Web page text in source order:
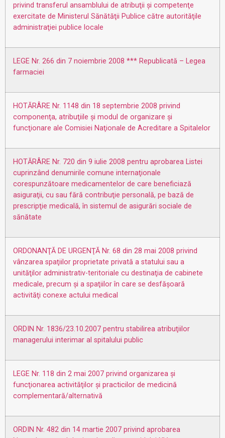
privind transferul ansamblului de atribuţii şi competenţe
exercitate de Ministerul Sănătăţii Publice către autorităţile
administraţiei publice locale
LEGE Nr. 266 din 7 noiembrie 2008 *** Republicată – Legea
farmaciei
HOTĂRÂRE Nr. 1148 din 18 septembrie 2008 privind
componenţa, atribuţiile şi modul de organizare şi
funcţionare ale Comisiei Naţionale de Acreditare a Spitalelor
HOTĂRÂRE Nr. 720 din 9 iulie 2008 pentru aprobarea Listei
cuprinzând denumirile comune internaţionale
corespunzătoare medicamentelor de care beneficiază
asiguraţii, cu sau fără contribuţie personală, pe bază de
prescripţie medicală, în sistemul de asigurări sociale de
sănătate
ORDONANŢĂ DE URGENŢĂ Nr. 68 din 28 mai 2008 privind
vânzarea spaţiilor proprietate privată a statului sau a
unităţilor administrativ-teritoriale cu destinaţia de cabinete
medicale, precum şi a spaţiilor în care se desfăşoară
activităţi conexe actului medical
ORDIN Nr. 1836/23.10.2007 pentru stabilirea atribuţiilor
managerului interimar al spitalului public
LEGE Nr. 118 din 2 mai 2007 privind organizarea şi
funcţionarea activităţilor şi practicilor de medicină
complementară/alternativă
ORDIN Nr. 482 din 14 martie 2007 privind aprobarea